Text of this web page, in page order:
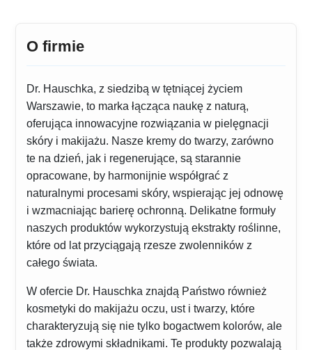
O firmie
Dr. Hauschka, z siedzibą w tętniącej życiem
Warszawie, to marka łącząca naukę z naturą,
oferująca innowacyjne rozwiązania w pielęgnacji
skóry i makijażu. Nasze kremy do twarzy, zarówno
te na dzień, jak i regenerujące, są starannie
opracowane, by harmonijnie współgrać z
naturalnymi procesami skóry, wspierając jej odnowę
i wzmacniając barierę ochronną. Delikatne formuły
naszych produktów wykorzystują ekstrakty roślinne,
które od lat przyciągają rzesze zwolenników z
całego świata.
W ofercie Dr. Hauschka znajdą Państwo również
kosmetyki do makijażu oczu, ust i twarzy, które
charakteryzują się nie tylko bogactwem kolorów, ale
także zdrowymi składnikami. Te produkty pozwalają